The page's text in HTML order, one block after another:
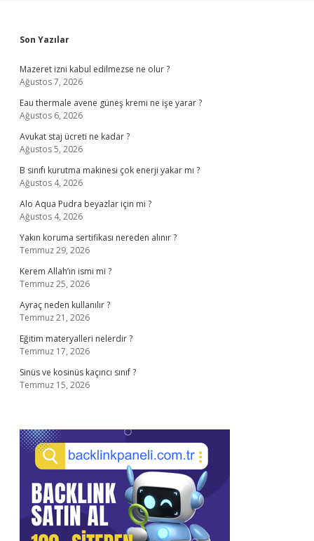
Sidebar
Son Yazılar
Mazeret izni kabul edilmezse ne olur ?
Ağustos 7, 2026
Eau thermale avene güneş kremi ne işe yarar ?
Ağustos 6, 2026
Avukat staj ücreti ne kadar ?
Ağustos 5, 2026
B sınıfı kurutma makinesi çok enerji yakar mı ?
Ağustos 4, 2026
Alo Aqua Pudra beyazlar için mi ?
Ağustos 4, 2026
Yakın koruma sertifikası nereden alınır ?
Temmuz 29, 2026
Kerem Allah’ın ismi mi ?
Temmuz 25, 2026
Ayraç neden kullanılır ?
Temmuz 21, 2026
Eğitim materyalleri nelerdir ?
Temmuz 17, 2026
Sinüs ve kosinüs kaçıncı sınıf ?
Temmuz 15, 2026